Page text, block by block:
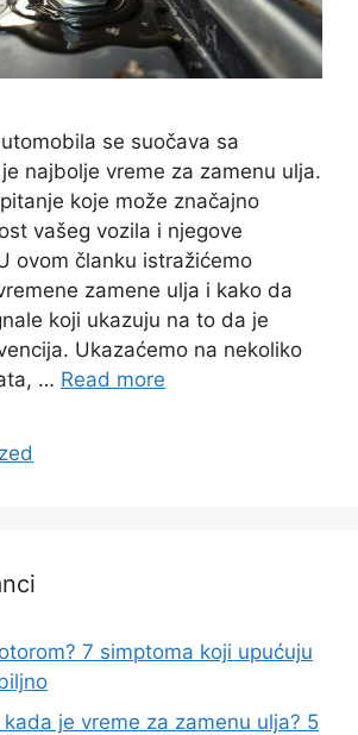
se suočava sa
najbolje vreme za zamenu ulja.
koje može značajno
vašeg vozila i njegove
ovom članku istražićemo
zamene ulja i kako da
koji ukazuju na to da je
Ukazaćemo na nekoliko
… Read more
7 simptoma koji upućuju
je vreme za zamenu ulja? 5